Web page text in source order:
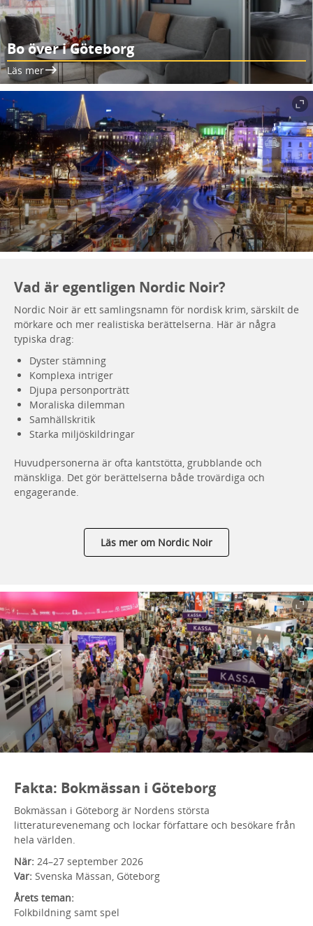
Bo över i Göteborg
Läs mer
Vad är egentligen Nordic Noir?
Nordic Noir är ett samlingsnamn för nordisk krim, särskilt de
mörkare och mer realistiska berättelserna. Här är några
typiska drag:
Dyster stämning
Komplexa intriger
Djupa personporträtt
Moraliska dilemman
Samhällskritik
Starka miljöskildringar
Huvudpersonerna är ofta kantstötta, grubblande och
mänskliga. Det gör berättelserna både trovärdiga och
engagerande.
Läs mer om Nordic Noir
Fakta: Bokmässan i Göteborg
Bokmässan i Göteborg är Nordens största
litteraturevenemang och lockar författare och besökare från
hela världen.
När: 24–27 september 2026
Var: Svenska Mässan, Göteborg
Årets teman:
Folkbildning samt spel